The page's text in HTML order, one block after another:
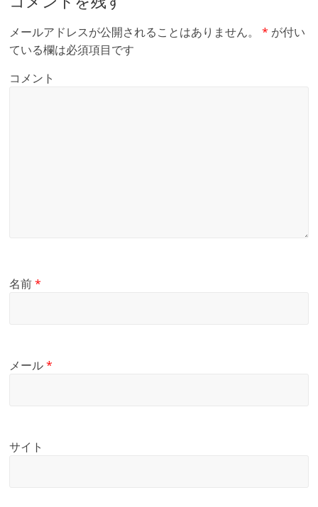
メールアドレスが公開されることはありません。 * が付い
ている欄は必須項目です
コメント
名前*
メール*
サイト